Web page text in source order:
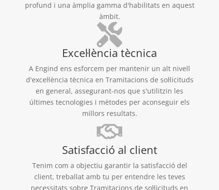
profund i una àmplia gamma d'habilitats en aquest
àmbit.
Excel·lència tècnica
A Engind ens esforcem per mantenir un alt nivell
d'excel·lència tècnica en Tramitacions de sol·licituds
en general, assegurant-nos que s'utilitzin les
últimes tecnologies i mètodes per aconseguir els
millors resultats.
Satisfacció al client
Tenim com a objectiu garantir la satisfacció del
client, treballat amb tu per entendre les teves
necessitats sobre Tramitacions de sol·licituds en